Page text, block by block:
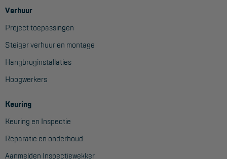
Verhuur
Project toepassingen
Steiger verhuur en montage
Hangbruginstallaties
Hoogwerkers
Keuring
Keuring en Inspectie
Reparatie en onderhoud
Aanmelden Inspectiewekker